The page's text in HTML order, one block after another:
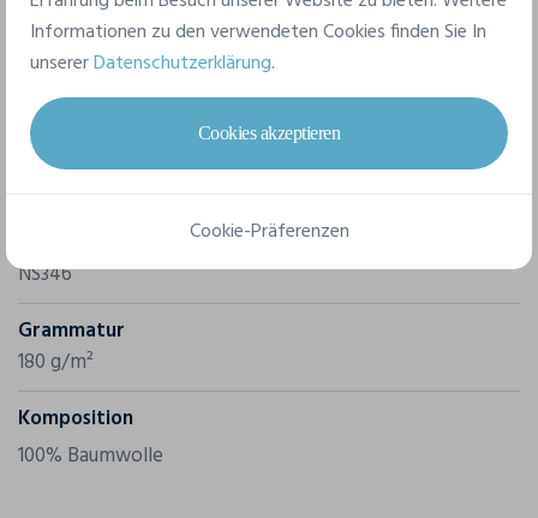
Merkmale
Marke
Native Spirit
NS346
Grammatur
180 g/m²
Komposition
100% Baumwolle
Informationen zu den verwendeten Cookies finden Sie In
unsererDatenschutzerklärung.
Cookies akzeptieren
Cookie-Präferenzen